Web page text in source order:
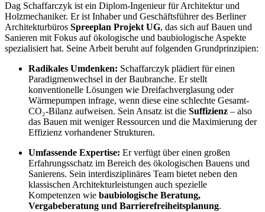
Dag Schaffarczyk ist ein Diplom-Ingenieur für Architektur und
Holzmechaniker. Er ist Inhaber und Geschäftsführer des Berliner
Architekturbüros Spreeplan Projekt UG, das sich auf Bauen und
Sanieren mit Fokus auf ökologische und baubiologische Aspekte
spezialisiert hat. Seine Arbeit beruht auf folgenden Grundprinzipien:
Radikales Umdenken: Schaffarczyk plädiert für einen
Paradigmenwechsel in der Baubranche. Er stellt
konventionelle Lösungen wie Dreifachverglasung oder
Wärmepumpen infrage, wenn diese eine schlechte Gesamt-
CO₂-Bilanz aufweisen. Sein Ansatz ist die Suffizienz – also
das Bauen mit weniger Ressourcen und die Maximierung der
Effizienz vorhandener Strukturen.
Umfassende Expertise: Er verfügt über einen großen
Erfahrungsschatz im Bereich des ökologischen Bauens und
Sanierens. Sein interdisziplinäres Team bietet neben den
klassischen Architekturleistungen auch spezielle
Kompetenzen wie baubiologische Beratung,
Vergabeberatung und Barrierefreiheitsplanung.